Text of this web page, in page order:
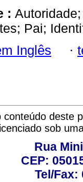
:
Pai;
Inglês ·
conteúdo deste
licenciado sob
Rua
CEP:
Tel/Fax: